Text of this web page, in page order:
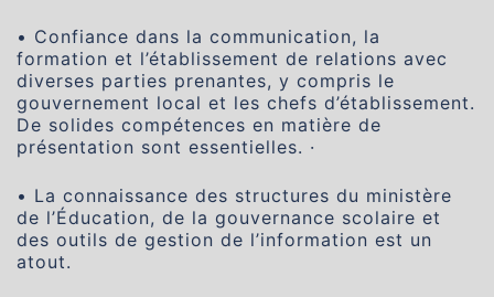
• Confiance dans la communication, la
formation et l’établissement de relations avec
diverses parties prenantes, y compris le
gouvernement local et les chefs d’établissement.
De solides compétences en matière de
présentation sont essentielles. ·
• La connaissance des structures du ministère
de l’Éducation, de la gouvernance scolaire et
des outils de gestion de l’information est un
atout.